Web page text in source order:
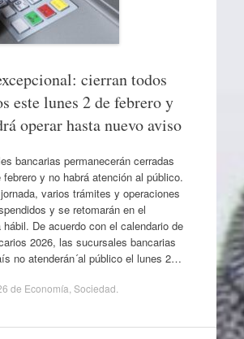
cierran todos
este lunes 2 de febrero y
operar hasta nuevo aviso
bancarias permanecerán cerradas
y no habrá atención al público.
varios trámites y operaciones
y se retomarán en el
De acuerdo con el calendario de
2026, las sucursales bancarias
no atenderán´al público el lunes 2…
de Economía Sociedad